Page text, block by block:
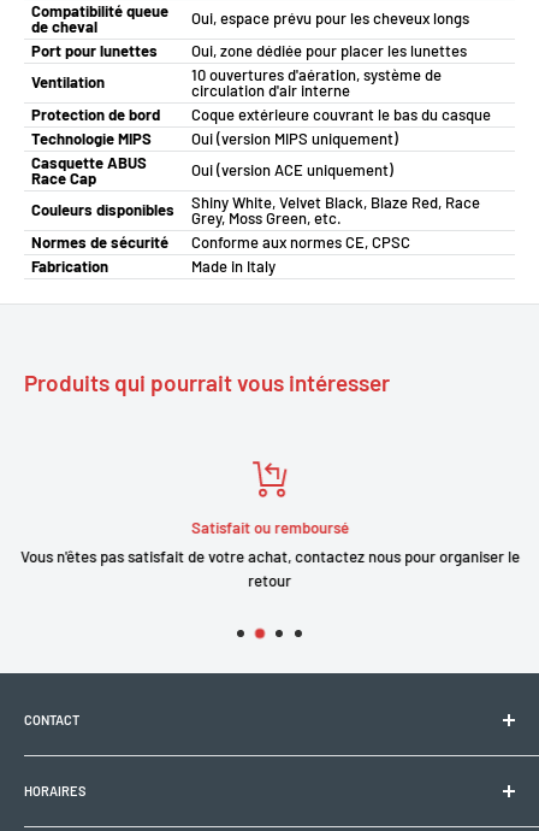
Compatibilité queue
de cheval
Oui, espace prévu pour les cheveux longs
Port pour lunettes
Oui, zone dédiée pour placer les lunettes
Ventilation
10 ouvertures d'aération, système de
circulation d'air interne
Protection de bord
Coque extérieure couvrant le bas du casque
Technologie MIPS
Oui (version MIPS uniquement)
Casquette ABUS
Race Cap
Oui (version ACE uniquement)
Couleurs disponibles
Shiny White, Velvet Black, Blaze Red, Race
Grey, Moss Green, etc.
Normes de sécurité
Conforme aux normes CE, CPSC
Fabrication
Made in Italy
Produits qui pourrait vous intéresser
Satisfait ou remboursé
Vous n'êtes pas satisfait de votre achat, contactez nous pour organiser le
retour
CONTACT
HORAIRES